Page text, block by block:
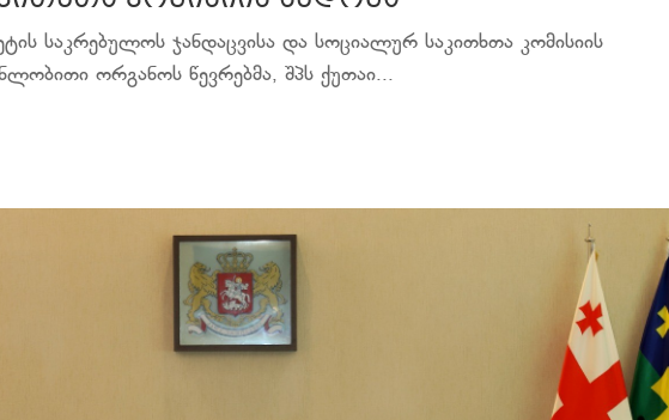
საკრებულოს ჯანდაცვისა და სოციალურ საკითხთა კომისიის
ორგანოს წევრებმა, შპს ქუთაი...